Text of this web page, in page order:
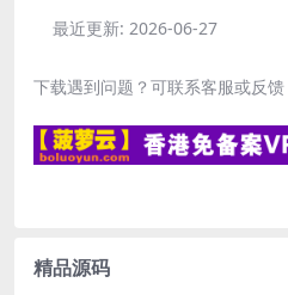
最近更新: 2026-06-27
下载遇到问题？可联系客服或反馈
精品源码